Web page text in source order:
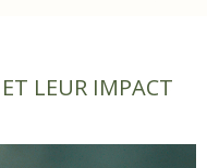
LEUR IMPACT